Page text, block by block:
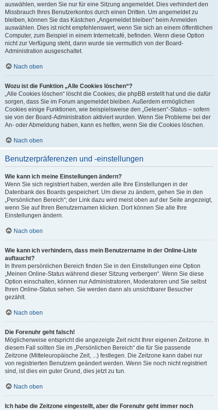
auswählen, werden Sie nur für eine Sitzung angemeldet. Dies verhindert den
Missbrauch Ihres Benutzerkontos durch einen Dritten. Um angemeldet zu
bleiben, können Sie das Kästchen „Angemeldet bleiben“ beim Anmelden
auswählen. Dies ist nicht empfehlenswert, wenn Sie sich an einem öffentlichen
Computer, zum Beispiel in einem Internetcafé, befinden. Wenn diese Option
nicht zur Verfügung steht, dann wurde sie vermutlich von der Board-
Administration ausgeschaltet.
Nach oben
Wozu ist die Funktion „Alle Cookies löschen“?
„Alle Cookies löschen“ löscht die Cookies, die phpBB erstellt hat und die dafür
sorgen, dass Sie im Forum angemeldet bleiben. Außerdem ermöglichen
Cookies einige Funktionen, wie beispielsweise den „Gelesen“-Status – sofern
sie von der Board-Administration aktiviert wurden. Wenn Sie Probleme bei der
An- oder Abmeldung haben, kann es helfen, wenn Sie die Cookies löschen.
Nach oben
Benutzerpräferenzen und -einstellungen
Wie kann ich meine Einstellungen ändern?
Wenn Sie sich registriert haben, werden alle Ihre Einstellungen in der
Datenbank des Boards gespeichert. Um diese zu ändern, gehen Sie in den
„Persönlichen Bereich“; der Link dazu wird meist oben auf der Seite angezeigt,
wenn Sie auf Ihren Benutzernamen klicken. Dort können Sie alle Ihre
Einstellungen ändern.
Nach oben
Wie kann ich verhindern, dass mein Benutzername in der Online-Liste
auftaucht?
In Ihrem persönlichen Bereich finden Sie in den Einstellungen eine Option
„Meinen Online-Status während dieser Sitzung verbergen“. Wenn Sie diese
Option einschalten, können nur Administratoren, Moderatoren und Sie selbst
Ihren Online-Status sehen. Sie werden dann als unsichtbarer Besucher
gezählt.
Nach oben
Die Forenuhr geht falsch!
Möglicherweise entspricht die angezeigte Zeit nicht Ihrer eigenen Zeitzone. In
diesem Fall sollten Sie im „Persönlichen Bereich“ die für Sie passende
Zeitzone (Mitteleuropäische Zeit, ...) festlegen. Die Zeitzone kann dabei nur
von registrierten Benutzern geändert werden. Wenn Sie noch nicht registriert
sind, ist dies ein guter Grund, dies jetzt zu tun.
Nach oben
Ich habe die Zeitzone eingestellt, aber die Forenuhr geht immer noch